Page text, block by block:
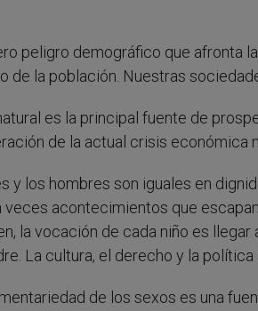
peligro demográfico que afronta
de la población. Nuestras
es la principal fuente de
de la actual crisis económica
y los hombres son iguales en
veces acontecimientos que
la vocación de cada niño es
La cultura, el derecho y la
de los sexos es una